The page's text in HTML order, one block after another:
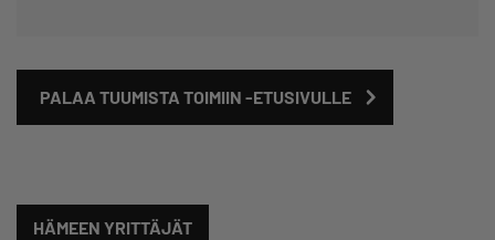
PALAA TUUMISTA TOIMIIN -ETUSIVULLE
HÄMEEN YRITTÄJÄT